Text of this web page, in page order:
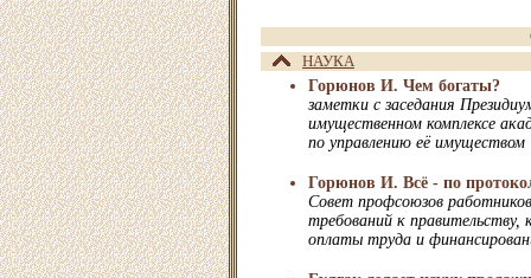
НАУКА
Горюнов И. Чем богаты?
заметки с заседания
имущественном комплексе
по управлению её имуществом
Горюнов И. Всё - по
Совет профсоюзов
требований к правительству,
оплаты труда и